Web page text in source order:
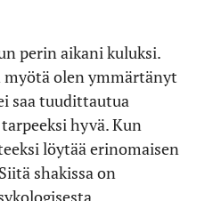
perin aikani kuluksi.
olen ymmärtänyt
saa tuudittautua
hyvä. Kun
löytää erinomaisen
shakissa on